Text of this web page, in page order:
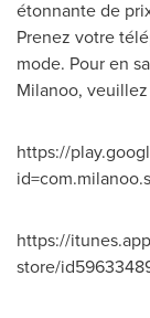
étonnante de
Prenez votre
mode. Pour en
Milanoo,
https://
https://
store/